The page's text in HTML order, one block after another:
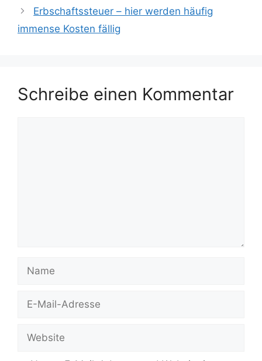
Erbschaftssteuer – hier werden häufig
immense Kosten fällig
Schreibe einen Kommentar
Mail-